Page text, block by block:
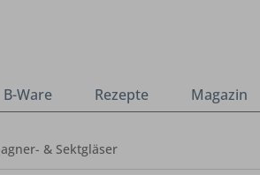
B-Ware Rezepte Magazin
& Sektgläser